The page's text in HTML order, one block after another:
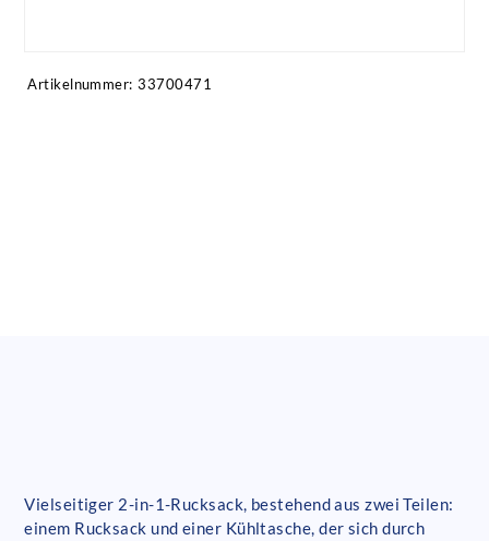
Artikelnummer: 33700471
Vielseitiger 2-in-1-Rucksack, bestehend aus zwei Teilen:
einem Rucksack und einer Kühltasche, der sich durch